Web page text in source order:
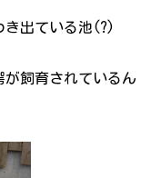
き出ている池(?)
が飼育されているん